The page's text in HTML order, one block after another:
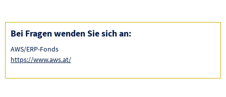
Bei Fragen wenden Sie sich an:
AWS/ERP-Fonds
https://www.aws.at/